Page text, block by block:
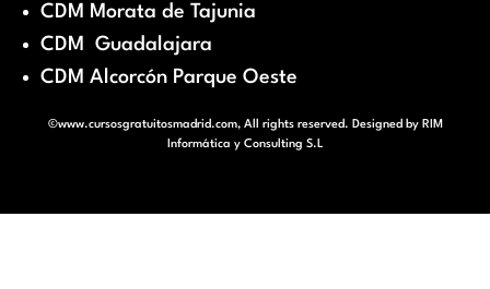
CDM Morata de Tajunia
CDM Guadalajara
CDM Alcorcón Parque Oeste
©www.cursosgratuitosmadrid.com, All rights reserved. Designed by RIM
Informática y Consulting S.L